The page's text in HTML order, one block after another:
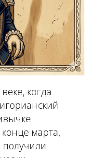
когда
марта,
получили